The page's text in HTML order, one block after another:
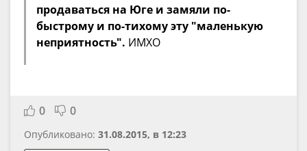
продаваться на Юге и замяли по-
быстрому и по-тихому эту "маленькую
неприятность". ИМХО
0 0
Опубликовано: 31.08.2015, в 12:23